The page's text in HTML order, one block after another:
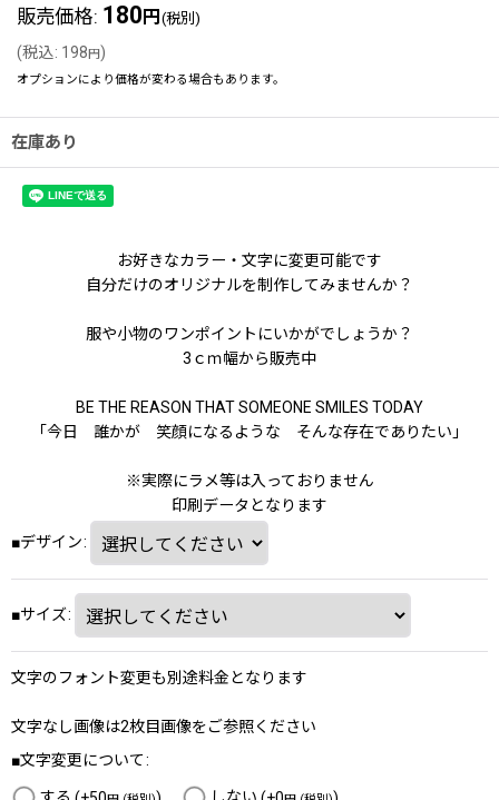
販売価格: 180 円 (税別)
(税込: 198 円 )
オプションにより価格が変わる場合もあります。
在庫あり
お好きなカラー・文字に変更可能です
自分だけのオリジナルを制作してみませんか？
服や小物のワンポイントにいかがでしょうか？
3ｃｍ幅から販売中
BE THE REASON THAT SOMEONE SMILES TODAY
「今日 誰かが 笑顔になるような そんな存在でありたい」
※実際にラメ等は入っておりません
印刷データとなります
■デザイン:
■サイズ:
文字のフォント変更も別途料金となります
文字なし画像は2枚目画像をご参照ください
■文字変更について: